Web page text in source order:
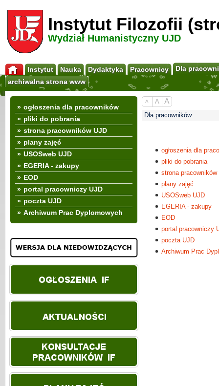
Instytut Filozofii
Wydział Humanistyczny UJD
Instytut Nauka Dydaktyka Pracownicy
Dla
archiwalna strona www
» ogłoszenia dla pracowników
» pliki do pobrania
» strona pracowników UJD
» plany zajęć
» USOSweb UJD
» EGERIA - zakupy
» EOD
» portal pracowniczy UJD
» poczta UJD
» Archiwum Prac Dyplomowych
A A A
Dla pracowników
ogłoszenia dla
pliki do pobrania
strona pracowników
plany zajęć
USOSweb UJD
EGERIA - zakupy
EOD
portal pracowniczy
poczta UJD
Archiwum Prac